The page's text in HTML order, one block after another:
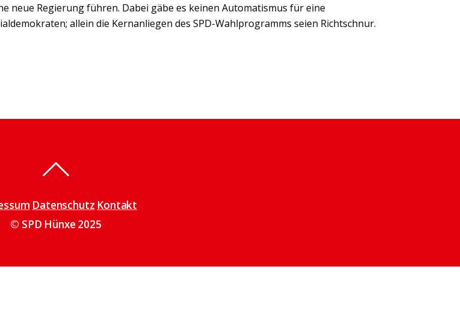
neue Regierung führen. Dabei gäbe es keinen Automatismus für eine
allein die Kernanliegen des SPD-Wahlprogramms seien Richtschnur.
Datenschutz Kontakt
© SPD Hünxe 2025